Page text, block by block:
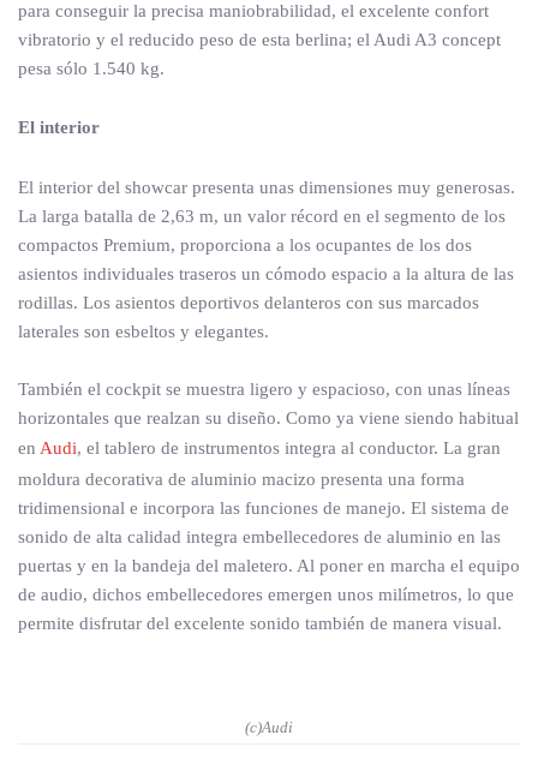
para conseguir la precisa maniobrabilidad, el excelente confort
vibratorio y el reducido peso de esta berlina; el Audi A3 concept
pesa sólo 1.540 kg.
El interior
El interior del showcar presenta unas dimensiones muy generosas.
La larga batalla de 2,63 m, un valor récord en el segmento de los
compactos Premium, proporciona a los ocupantes de los dos
asientos individuales traseros un cómodo espacio a la altura de las
rodillas. Los asientos deportivos delanteros con sus marcados
laterales son esbeltos y elegantes.
También el cockpit se muestra ligero y espacioso, con unas líneas
horizontales que realzan su diseño. Como ya viene siendo habitual
en Audi, el tablero de instrumentos integra al conductor. La gran
moldura decorativa de aluminio macizo presenta una forma
tridimensional e incorpora las funciones de manejo. El sistema de
sonido de alta calidad integra embellecedores de aluminio en las
puertas y en la bandeja del maletero. Al poner en marcha el equipo
de audio, dichos embellecedores emergen unos milímetros, lo que
permite disfrutar del excelente sonido también de manera visual.
(c)Audi